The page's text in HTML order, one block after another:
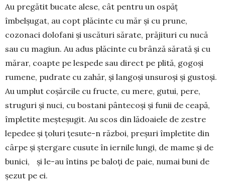
Au pregătit bucate alese, cât pentru un ospăț
îmbelșugat, au copt plăcinte cu măr și cu prune,
cozonaci dolofani și uscături sărate, prăjituri cu nucă
sau cu magiun. Au adus plăcinte cu brânză sărată și cu
mărar, coapte pe lespede sau direct pe plită, gogoși
rumene, pudrate cu zahăr, și langoși unsuroși și gustoși.
Au umplut coșărcile cu fructe, cu mere, gutui, pere,
struguri și nuci, cu bostani pântecoși și funii de ceapă,
împletite meșteșugit. Au scos din lădoaiele de zestre
lepedee și țoluri țesute-n război, preșuri împletite din
cârpe și ștergare cusute în iernile lungi, de mame și de
bunici, și le-au întins pe baloți de paie, numai buni de
șezut pe ei.